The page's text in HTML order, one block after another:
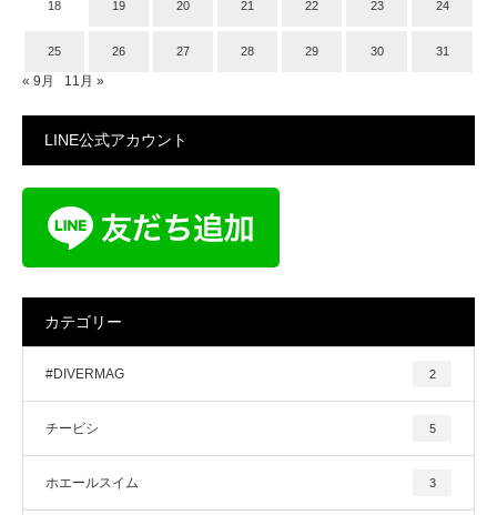
18 19 20 21 22 23 24
25 26 27 28 29 30 31
« 9月 11月 »
LINE公式アカウント
カテゴリー
#DIVERMAG 2
チービシ 5
ホエールスイム 3